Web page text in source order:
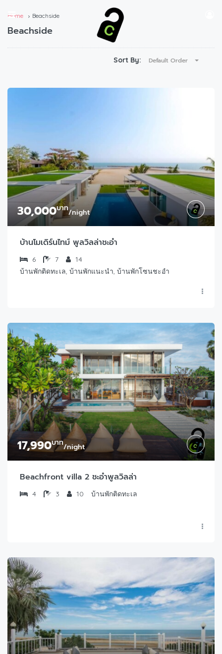
Home Beachside
Beachside
Sort By: Default Order
30,000บาท/night
บ้านโมเดิร์นไทม์ พูลวิลล่าชะอำ
6 7
14
บ้านพักติดทะเล, บ้านพักแนะนำ, บ้านพักโซนชะอำ
17,990บาท/night
Beachfront villa 2 ชะอำพูลวิลล่า
4 3 10 บ้านพักติดทะเล